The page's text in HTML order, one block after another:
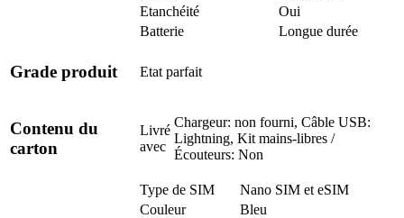
Etanchéité
Oui
Batterie
Longue durée
Grade produit Etat parfait
Contenu du
carton
Livré
avec
Chargeur: non fourni, Câble USB:
Lightning, Kit mains-libres /
Écouteurs: Non
Type de SIM
Nano SIM et eSIM
Couleur
Bleu